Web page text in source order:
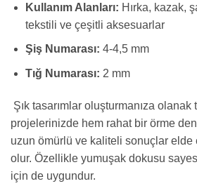
Kullanım Alanları: Hırka, kazak,
tekstili ve çeşitli aksesuarlar
Şiş Numarası: 4-4,5 mm
Tığ Numarası: 2 mm
Şık tasarımlar oluşturmanıza olanak
projelerinizde hem rahat bir örme
uzun ömürlü ve kaliteli sonuçlar elde
olur. Özellikle yumuşak dokusu
için de uygundur.